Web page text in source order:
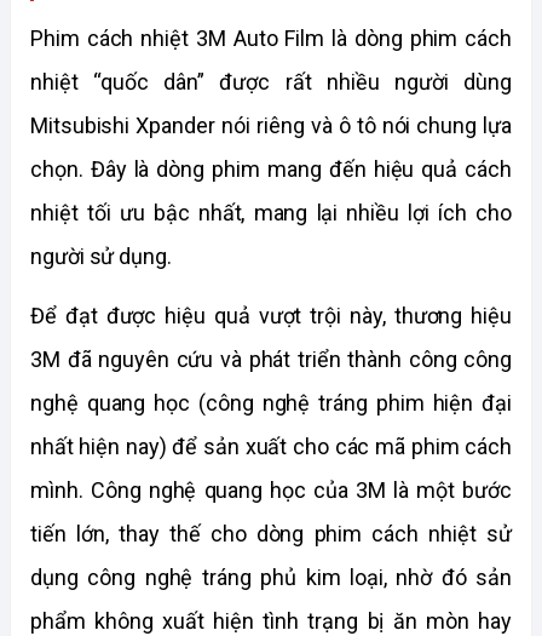
Phim cách nhiệt 3M Auto Film là dòng phim cách
nhiệt “quốc dân” được rất nhiều người dùng
Mitsubishi Xpander nói riêng và ô tô nói chung lựa
chọn. Đây là dòng phim mang đến hiệu quả cách
nhiệt tối ưu bậc nhất, mang lại nhiều lợi ích cho
người sử dụng.
Để đạt được hiệu quả vượt trội này, thương hiệu
3M đã nguyên cứu và phát triển thành công công
nghệ quang học (công nghệ tráng phim hiện đại
nhất hiện nay) để sản xuất cho các mã phim cách
mình. Công nghệ quang học của 3M là một bước
tiến lớn, thay thế cho dòng phim cách nhiệt sử
dụng công nghệ tráng phủ kim loại, nhờ đó sản
phẩm không xuất hiện tình trạng bị ăn mòn hay